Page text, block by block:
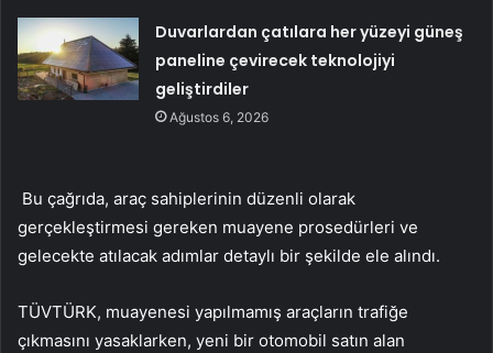
Duvarlardan çatılara her yüzeyi güneş
paneline çevirecek teknolojiyi
geliştirdiler
Ağustos 6, 2026
Bu çağrıda, araç sahiplerinin düzenli olarak
gerçekleştirmesi gereken muayene prosedürleri ve
gelecekte atılacak adımlar detaylı bir şekilde ele alındı.
TÜVTÜRK, muayenesi yapılmamış araçların trafiğe
çıkmasını yasaklarken, yeni bir otomobil satın alan